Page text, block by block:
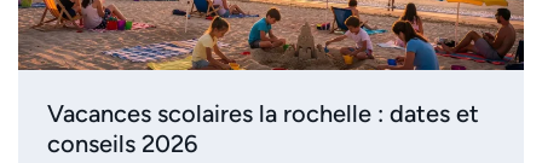
Vacances scolaires la rochelle : dates et
conseils 2026